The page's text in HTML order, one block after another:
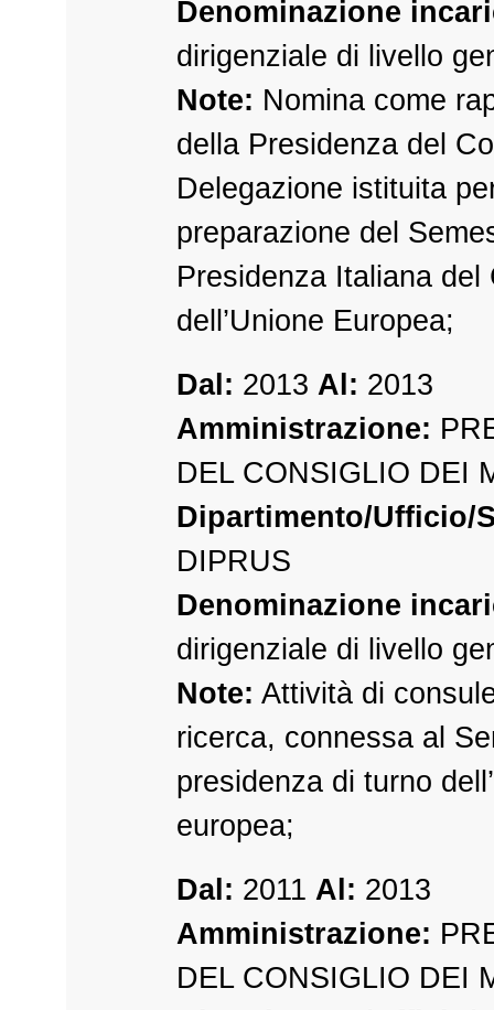
Denominazione
dirigenziale di livello
Note: Nomina come
della Presidenza del
Delegazione istituita
preparazione del
Presidenza Italiana del
dell’Unione Europea;
Dal: 2013 Al: 2013
Amministrazione:
DEL CONSIGLIO DEI
Dipartimento/Ufficio/
DIPRUS
Denominazione
dirigenziale di livello
Note: Attività di
ricerca, connessa al
presidenza di turno
europea;
Dal: 2011 Al: 2013
Amministrazione:
DEL CONSIGLIO DEI